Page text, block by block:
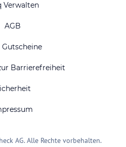
Verwalten
AGB
Gutscheine
Barrierefreiheit
AG. Alle Rechte vorbehalten.